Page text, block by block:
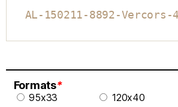
AL-150211-8892-Vercors-
Formats*
95x33 120x40